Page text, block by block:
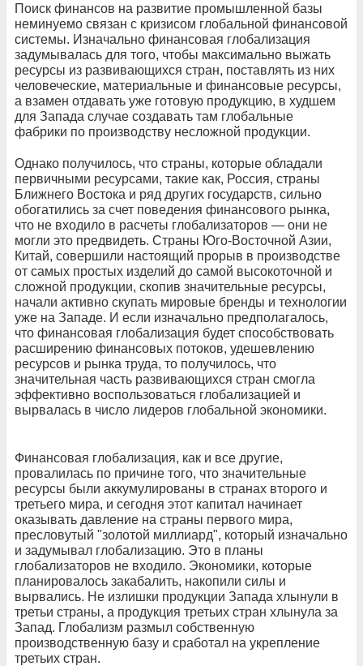
Поиск финансов на развитие промышленной базы
неминуемо связан с кризисом глобальной финансовой
системы. Изначально финансовая глобализация
задумывалась для того, чтобы максимально выжать
ресурсы из развивающихся стран, поставлять из них
человеческие, материальные и финансовые ресурсы,
а взамен отдавать уже готовую продукцию, в худшем
для Запада случае создавать там глобальные
фабрики по производству несложной продукции.
Однако получилось, что страны, которые обладали
первичными ресурсами, такие как, Россия, страны
Ближнего Востока и ряд других государств, сильно
обогатились за счет поведения финансового рынка,
что не входило в расчеты глобализаторов — они не
могли это предвидеть. Страны Юго-Восточной Азии,
Китай, совершили настоящий прорыв в производстве
от самых простых изделий до самой высокоточной и
сложной продукции, скопив значительные ресурсы,
начали активно скупать мировые бренды и технологии
уже на Западе. И если изначально предполагалось,
что финансовая глобализация будет способствовать
расширению финансовых потоков, удешевлению
ресурсов и рынка труда, то получилось, что
значительная часть развивающихся стран смогла
эффективно воспользоваться глобализацией и
вырвалась в число лидеров глобальной экономики.
Финансовая глобализация, как и все другие,
провалилась по причине того, что значительные
ресурсы были аккумулированы в странах второго и
третьего мира, и сегодня этот капитал начинает
оказывать давление на страны первого мира,
пресловутый "золотой миллиард", который изначально
и задумывал глобализацию. Это в планы
глобализаторов не входило. Экономики, которые
планировалось закабалить, накопили силы и
вырвались. Не излишки продукции Запада хлынули в
третьи страны, а продукция третьих стран хлынула за
Запад. Глобализм размыл собственную
производственную базу и сработал на укрепление
третьих стран.